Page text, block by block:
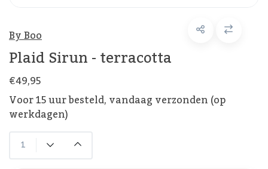
By Boo
Plaid Sirun - terracotta
€49,95
Voor 15 uur besteld, vandaag verzonden (op
werkdagen)